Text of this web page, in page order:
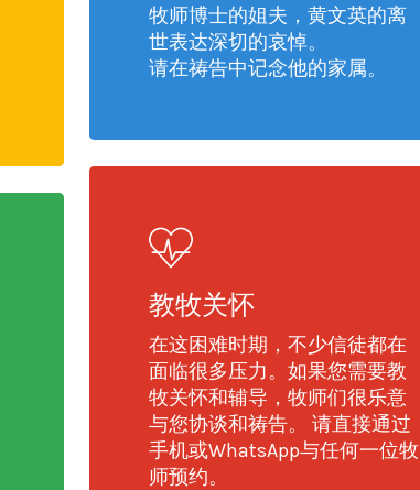
牧师博士的姐夫，黄文英的离
世表达深切的哀悼。
请在祷告中记念他的家属。
教牧关怀
在这困难时期，不少信徒都在
面临很多压力。如果您需要教
牧关怀和辅导，牧师们很乐意
与您协谈和祷告。 请直接通过
手机或WhatsApp与任何一位牧
师预约。